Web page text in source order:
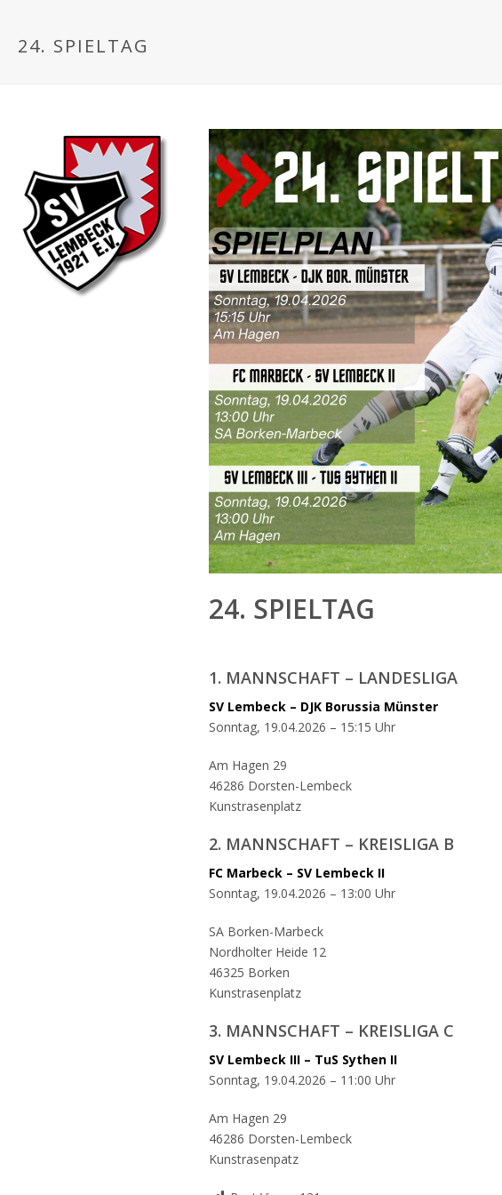
24. SPIELTAG
24. SPIELTAG
1. MANNSCHAFT – LANDESLIGA
SV Lembeck – DJK Borussia Münster
Sonntag, 19.04.2026 – 15:15 Uhr
Am Hagen 29
46286 Dorsten-Lembeck
Kunstrasenplatz
2. MANNSCHAFT – KREISLIGA B
FC Marbeck – SV Lembeck II
Sonntag, 19.04.2026 – 13:00 Uhr
SA Borken-Marbeck
Nordholter Heide 12
46325 Borken
Kunstrasenplatz
3. MANNSCHAFT – KREISLIGA C
SV Lembeck III – TuS Sythen II
Sonntag, 19.04.2026 – 11:00 Uhr
Am Hagen 29
46286 Dorsten-Lembeck
Kunstrasenpatz